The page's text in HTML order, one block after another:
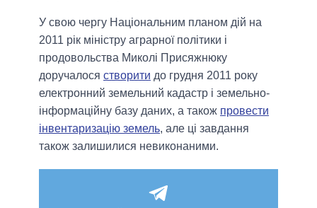
У свою чергу Національним планом дій на
2011 рік міністру аграрної політики і
продовольства Миколі Присяжнюку
доручалося створити до грудня 2011 року
електронний земельний кадастр і земельно-
інформаційну базу даних, а також провести
інвентаризацію земель, але ці завдання
також залишилися невиконаними.